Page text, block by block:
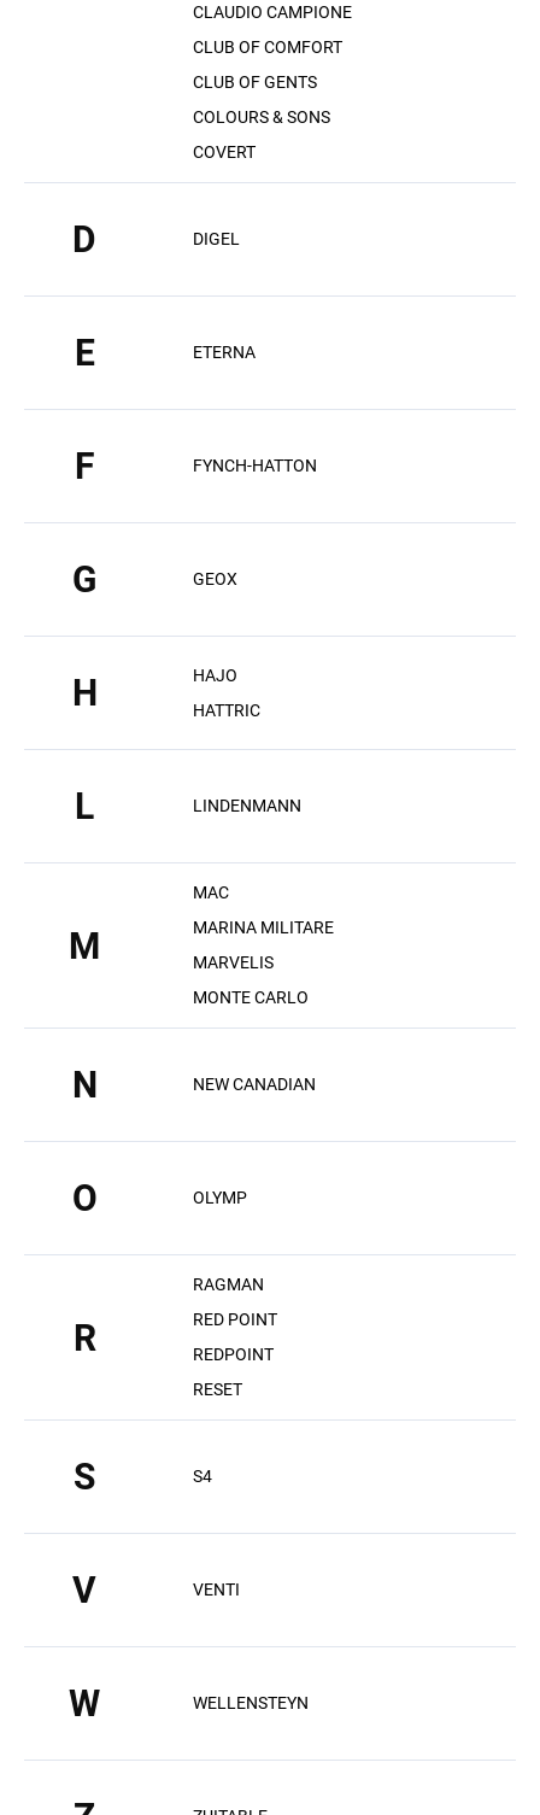
CLAUDIO CAMPIONE
CLUB OF COMFORT
CLUB OF GENTS
COLOURS & SONS
COVERT
D DIGEL
E ETERNA
F FYNCH-HATTON
G GEOX
H
HAJO
HATTRIC
L LINDENMANN
M
MAC
MARINA MILITARE
MARVELIS
MONTE CARLO
N NEW CANADIAN
O OLYMP
R
RAGMAN
RED POINT
REDPOINT
RESET
S S4
V VENTI
W WELLENSTEYN